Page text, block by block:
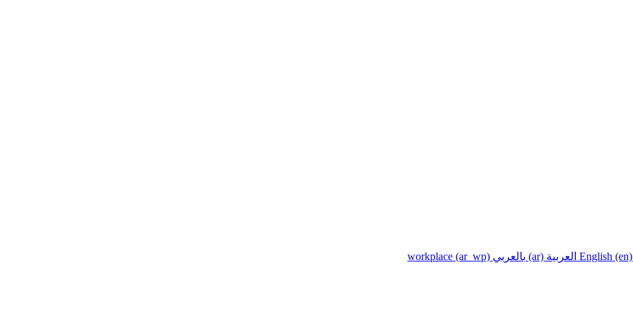
English ‎(en)‎ العربية ‎(ar)‎
بالعربي workplace ‎(ar_wp)‎